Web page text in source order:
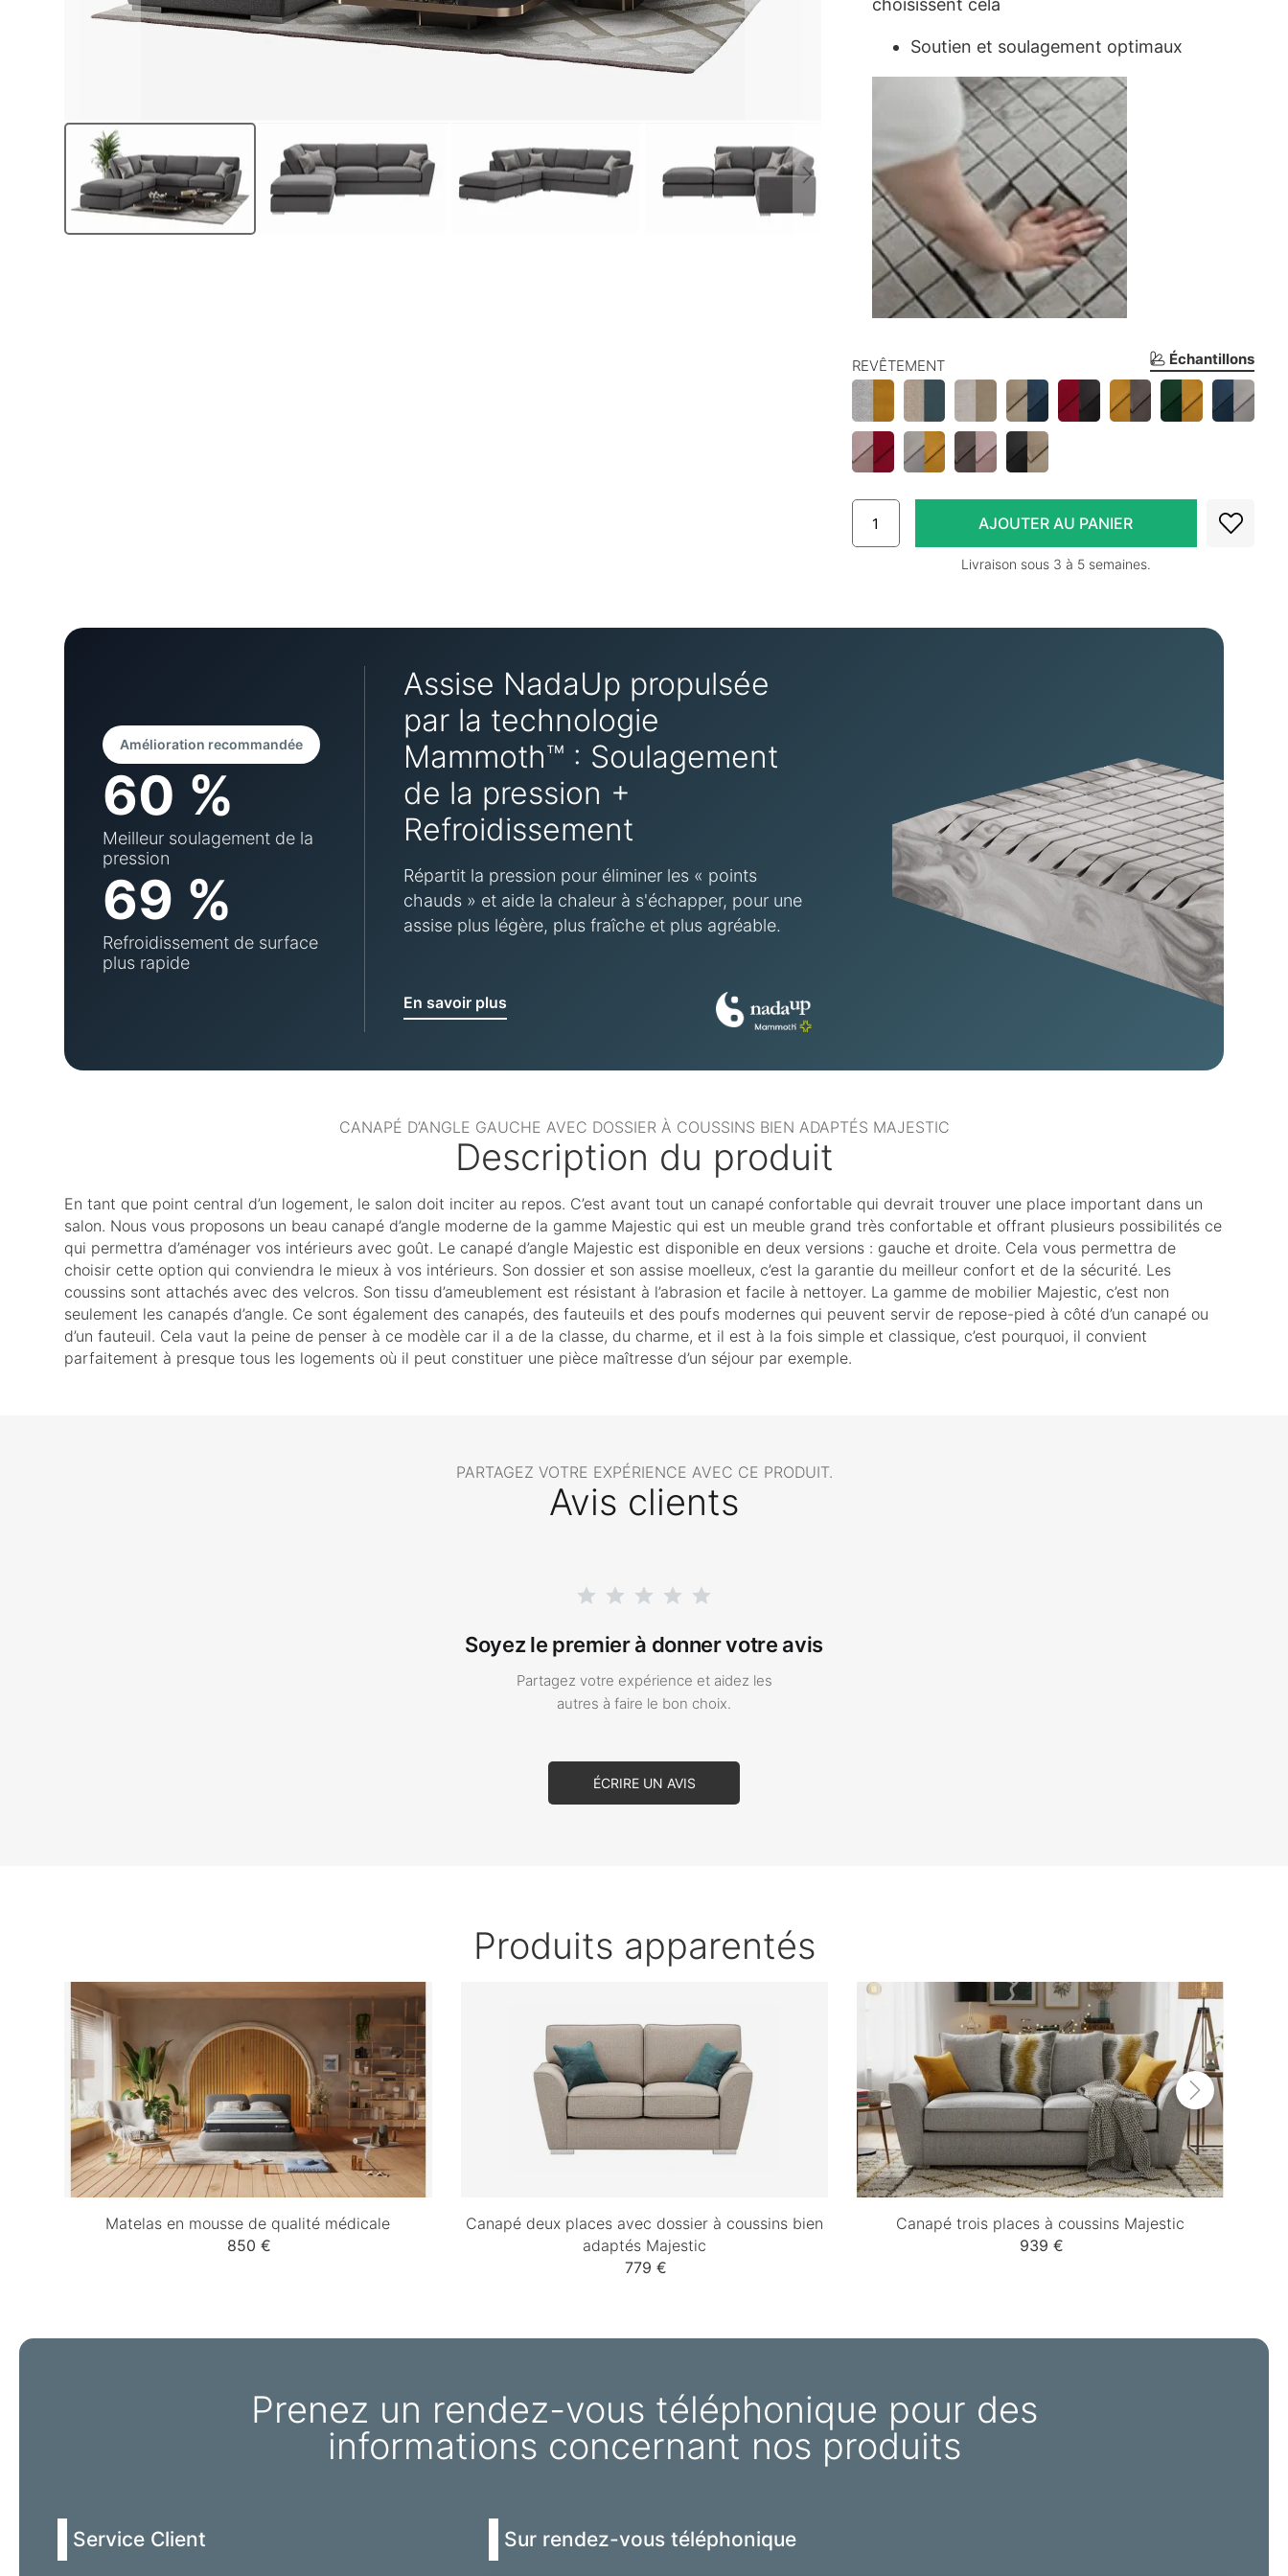
Échantillons
REVÊTEMENT
Soutien et soulagement optimaux
Livraison sous 3 à 5 semaines.
Amélioration recommandée
60 %
Meilleur soulagement de la
pression
69 %
Refroidissement de surface
plus rapide
Assise NadaUp propulsée
par la technologie
Mammoth™ : Soulagement
de la pression +
Refroidissement
Répartit la pression pour éliminer les « points
chauds » et aide la chaleur à s'échapper, pour une
assise plus légère, plus fraîche et plus agréable.
En savoir plus
CANAPÉ D’ANGLE GAUCHE AVEC DOSSIER À COUSSINS BIEN ADAPTÉS MAJESTIC
Description du produit
En tant que point central d’un logement, le salon doit inciter au repos. C’est avant tout un canapé confortable qui devrait trouver une place important dans un
salon. Nous vous proposons un beau canapé d’angle moderne de la gamme Majestic qui est un meuble grand très confortable et offrant plusieurs possibilités ce
qui permettra d’aménager vos intérieurs avec goût. Le canapé d’angle Majestic est disponible en deux versions : gauche et droite. Cela vous permettra de
choisir cette option qui conviendra le mieux à vos intérieurs. Son dossier et son assise moelleux, c’est la garantie du meilleur confort et de la sécurité. Les
coussins sont attachés avec des velcros. Son tissu d’ameublement est résistant à l’abrasion et facile à nettoyer. La gamme de mobilier Majestic, c’est non
seulement les canapés d’angle. Ce sont également des canapés, des fauteuils et des poufs modernes qui peuvent servir de repose-pied à côté d’un canapé ou
d’un fauteuil. Cela vaut la peine de penser à ce modèle car il a de la classe, du charme, et il est à la fois simple et classique, c’est pourquoi, il convient
parfaitement à presque tous les logements où il peut constituer une pièce maîtresse d’un séjour par exemple.
PARTAGEZ VOTRE EXPÉRIENCE AVEC CE PRODUIT.
Avis clients
Soyez le premier à donner votre avis
Partagez votre expérience et aidez les
autres à faire le bon choix.
ÉCRIRE UN AVIS
Produits apparentés
Matelas en mousse de qualité médicale
850 €
Canapé deux places avec dossier à coussins bien
adaptés Majestic
779 €
Canapé trois places à coussins Majestic
939 €
Prenez un rendez-vous téléphonique pour des
informations concernant nos produits
Service Client Sur rendez-vous téléphonique